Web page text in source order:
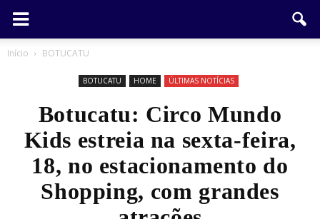
Início BOTUCATU
BOTUCATU HOME ÚLTIMAS NOTÍCIAS
Botucatu: Circo Mundo
Kids estreia na sexta-feira,
18, no estacionamento do
Shopping, com grandes